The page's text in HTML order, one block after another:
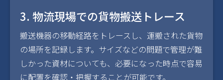
3. 物流現場での貨物搬送トレース
搬送機器の移動経路をトレースし、運搬された貨物
の場所を記録します。サイズなどの問題で管理が難
しかった資材についても、必要になった時点で容易
に配置を確認・把握することが可能です。